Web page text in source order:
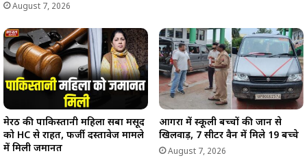
August 7, 2026
मेरठ की पाकिस्तानी महिला सबा मसूद
को HC से राहत, फर्जी दस्तावेज मामले
में मिली जमानत
आगरा में स्कूली बच्चों की जान से
खिलवाड़, 7 सीटर वैन में मिले 19 बच्चे
August 7, 2026